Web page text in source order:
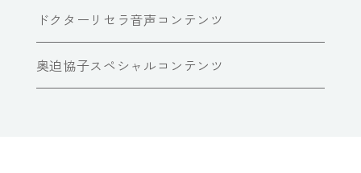
ドクターリセラ音声コンテンツ
奥迫協子スペシャルコンテンツ